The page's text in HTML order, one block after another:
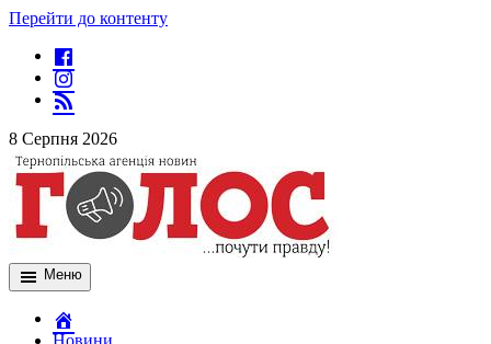
Перейти до контенту
8 Серпня 2026
Меню
Новини